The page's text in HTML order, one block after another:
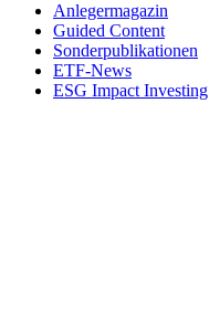
Anlegermagazin
Guided Content
Sonderpublikationen
ETF-News
ESG Impact Investing